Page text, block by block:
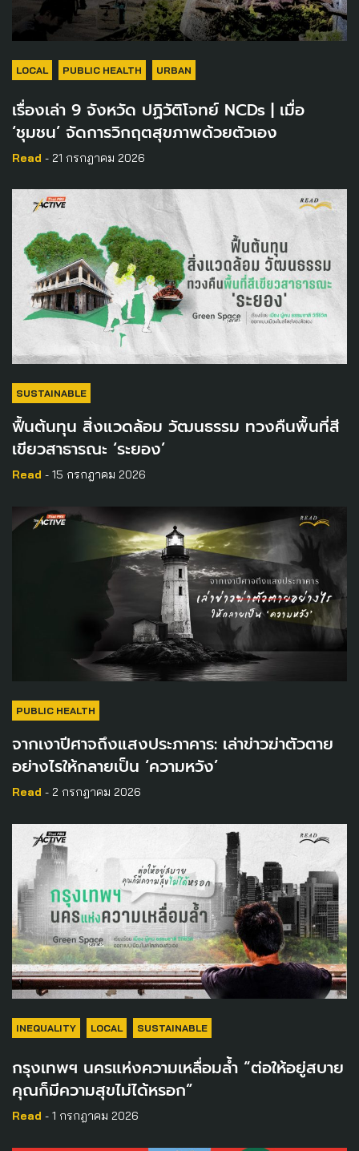
LOCAL PUBLIC HEALTH URBAN
เรื่องเล่า 9 จังหวัด ปฏิวัติโจทย์ NCDs | เมื่อ
‘ชุมชน’ จัดการวิกฤตสุขภาพด้วยตัวเอง
Read - 21 กรกฎาคม 2026
SUSTAINABLE
ฟื้นต้นทุน สิ่งแวดล้อม วัฒนธรรม ทวงคืนพื้นที่สี
เขียวสาธารณะ ‘ระยอง’
Read - 15 กรกฎาคม 2026
PUBLIC HEALTH
จากเงาปีศาจถึงแสงประภาคาร: เล่าข่าวฆ่าตัวตาย
อย่างไรให้กลายเป็น ‘ความหวัง’
Read - 2 กรกฎาคม 2026
INEQUALITY LOCAL SUSTAINABLE
กรุงเทพฯ นครแห่งความเหลื่อมล้ำ “ต่อให้อยู่สบาย
คุณก็มีความสุขไม่ได้หรอก”
Read - 1 กรกฎาคม 2026